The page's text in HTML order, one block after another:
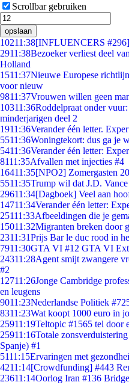
Scrollbar gebruiken
opslaan
10211:38[INFLUENCERS
2911:38Bezoeker verliest deel
Holland
1511:37Nieuwe Europese
voor nieuw
9811:37Vrouwen willen geen
10311:36Roddelpraat onder
minderjarigen deel 2
1911:36Verander één letter.
5511:36Woningtekort: dus ga je
5411:36Verander één letter:
8111:35Afvallen met injecties #4
16411:35[NPO2] Zomergasten
5511:35Trump wil dat J.D.
29611:34[Dagboek] Veel aan
14711:34Verander één letter:
25111:33Afbeeldingen die je
15011:32Migranten breken door
2311:31Prijs Bar le duc rood in
7911:30GTA VI #12 GTA VI
24311:28Agent smijt zwangere
#2
12711:26Jonge Cambridge
en leugens
9011:23Nederlandse Politiek
8311:23Wat koopt 1000 euro in
25911:19Teltopic #1565 tel door
25911:16Totale
Spanje) #1
5111:15Ervaringen met
4211:14[Crowdfunding] #443
23611:14Oorlog Iran #136